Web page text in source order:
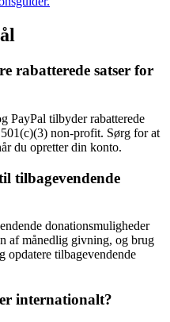
rabatterede satser for
PayPal tilbyder rabatterede
non-profit. Sørg for at
du opretter din konto.
tilbagevendende
donationsmuligheder
af månedlig givning, og brug
opdatere tilbagevendende
internationalt?